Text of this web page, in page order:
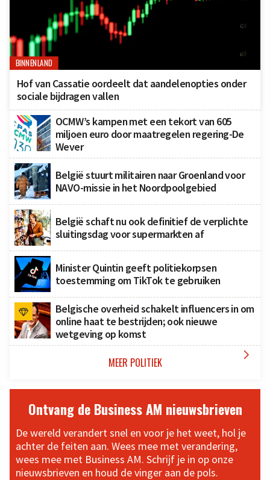
BINNENLAND
Hof van Cassatie oordeelt dat aandelenopties onder
sociale bijdragen vallen
OCMW’s kampen met een tekort van 605
miljoen euro door maatregelen regering-De
Wever
België stuurt militairen naar Groenland voor
NAVO-missie in het Noordpoolgebied
België schaft nu ook definitief de verplichte
sluitingsdag voor supermarkten af
Minister Quintin geeft politiekorpsen
toestemming om TikTok te gebruiken
Belgische overheid schakelt influencers in om
online haat te bestrijden; ook nieuwe
wetgeving op komst
MEER POLITIEK 
Ontvang de Business AM nieuwsbrieven
De wereld verandert snel en voor je het weet, hol je
achter de feiten aan. Wees mee met verandering,
wees mee met Business AM. Schrijf je in op onze
nieuwsbrieven en houd de vinger aan de pols.